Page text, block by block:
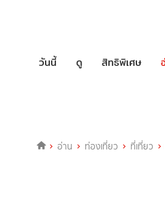
วันนี้ ดู สิทธิพิเศษ
อ่าน ท่องเที่ยว ที่เที่ยว